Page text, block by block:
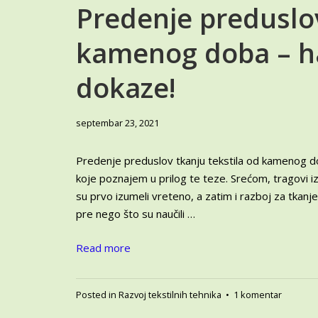
Predenje
kamenog doba –
dokaze!
septembar 23, 2021
Predenje preduslov tkanju tekstila od kamenog
koje poznajem u prilog te teze. Srećom, tragovi
su prvo izumeli vreteno, a zatim i razboj za
pre nego što su naučili …
Read more
Posted in Razvoj tekstilnih tehnika • 1 komentarna